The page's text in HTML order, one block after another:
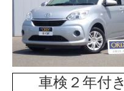
車検２年付き